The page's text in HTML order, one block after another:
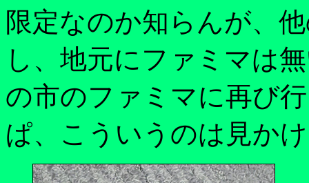
限定なのか知らんが、
し、地元にファミマは
の市のファミマに再び
ぱ、こういうのは見か